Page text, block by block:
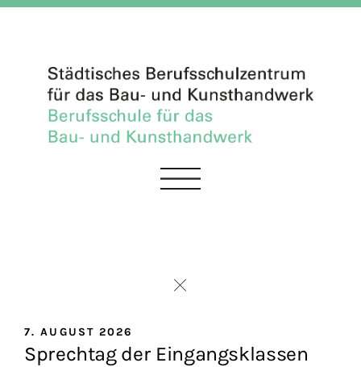
7. AUGUST 2026
Sprechtag der Eingangsklassen